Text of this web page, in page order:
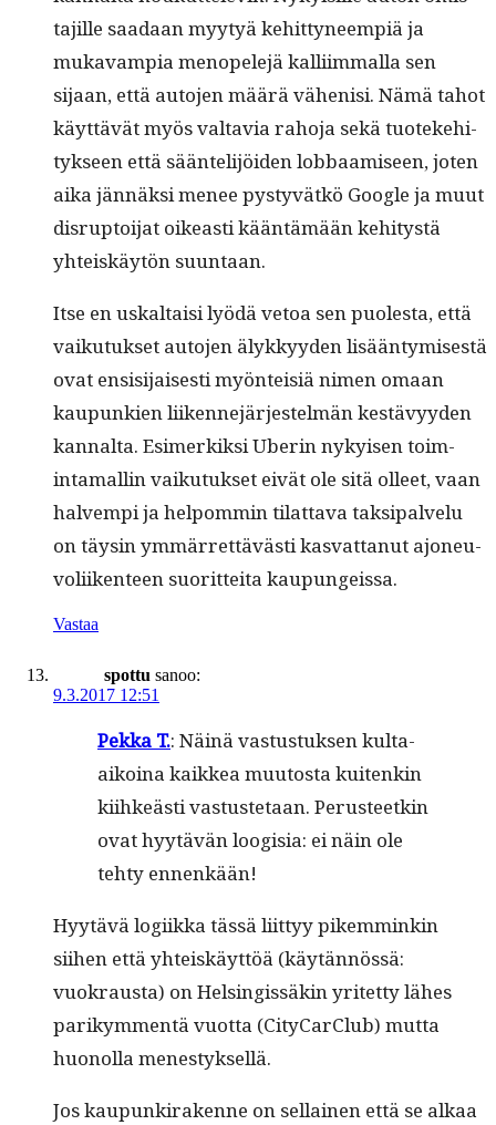
ta­jille saadaan myy­tyä kehit­tyneem­piä ja
mukavampia menopele­jä kalli­im­mal­la sen
sijaan, että auto­jen määrä vähenisi. Nämä tahot
käyt­tävät myös val­tavia raho­ja sekä tuoteke­hi­
tyk­seen että sään­telijöi­den lob­baamiseen, joten
aika jän­näk­si menee pystyvätkö Google ja muut
dis­rup­toi­jat oikeasti kään­tämään kehi­tys­tä
yhteiskäytön suuntaan.
Itse en uskaltaisi lyödä vetoa sen puoles­ta, että
vaiku­tuk­set auto­jen älykkyy­den lisään­tymis­es­tä
ovat ensisi­jais­es­ti myön­teisiä nimen omaan
kaupunkien liiken­nejär­jestelmän kestävyy­den
kannal­ta. Esimerkik­si Uberin nykyisen toim­
inta­mallin vaiku­tuk­set eivät ole sitä olleet, vaan
halvem­pi ja helpom­min tilat­ta­va tak­si­palvelu
on täysin ymmär­ret­tävästi kas­vat­tanut ajoneu­
voli­iken­teen suorit­tei­ta kaupungeissa.
Vastaa
spottu sanoo:
9.3.2017 12:51
Pekka T.: Näinä vas­tus­tuk­sen kul­ta-
aikoina kaikkea muu­tos­ta kuitenkin
kiihkeästi vas­tuste­taan. Perus­teetkin
ovat hyytävän loogisia: ei näin ole
tehty ennenkään!
Hyytävä logi­ik­ka tässä liit­tyy pikem­minkin
siihen että yhteiskäyt­töä (käytän­nössä:
vuokraus­ta) on Helsingis­säkin yritet­ty läh­es
parikym­men­tä vuot­ta (City­Car­Club) mut­ta
huonol­la menestyksellä.
Jos kaupunki­rakenne on sel­l­ainen että se alkaa